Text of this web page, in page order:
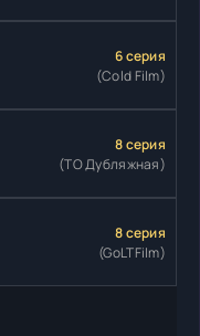
6 серия
(Cold Film)
8 серия
(ТО Дубляжная)
8 серия
(GoLTFilm)